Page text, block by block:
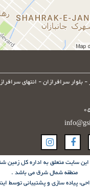
سرافرازان - انتهای
سایت متعلق به اداره کل زمین
منطقه شمال شرق می باشد .
پیاده سازی و پشتیبانی توسط